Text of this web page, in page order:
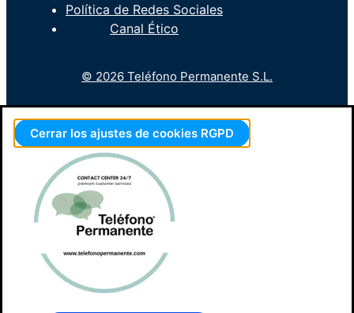
Política de Redes Sociales
Canal Ético
© 2026 Teléfono Permanente S.L.
Cerrar los ajustes de cookies RGPD